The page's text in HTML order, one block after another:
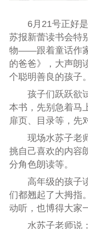
6月 21号正好
苏报新蕾读书会特
物——跟着童话作
的爸爸》，大声朗
个聪明善良的孩子。
孩子们跃跃欲
本书，先别急着马
扉页、目录等，先
现场水苏子老
挑自己喜欢的内容
分角色朗读等。
高年级的孩子
们都翘起了大拇指
动听，也博得大家
水苏子老师说